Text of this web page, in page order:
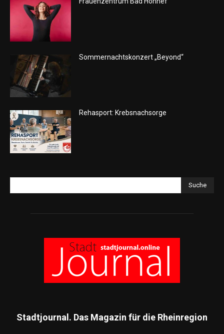
Sommernachtskonzert „Beyond“
Rehasport: Krebsnachsorge
Suche
Stadtjournal. Das Magazin für die Rheinregion